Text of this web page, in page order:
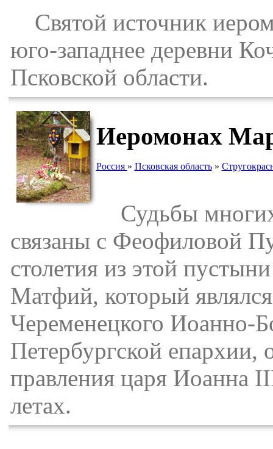
Святой источник
юго-западнее деревни
Псковской области.
Иеромонах
Россия » Псковская область»
Судьбы многих
связаны с Феофиловой
столетия из этой
Матфий, который
Череменецкого Иоанно-
Петербургской епархии,
правления царя Иоанна
летах.